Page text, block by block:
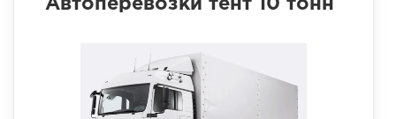
Автоперевозки тент 10 тонн